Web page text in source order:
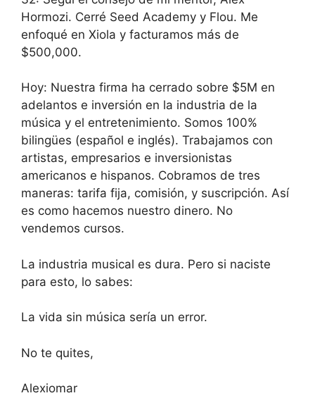
Hormozi. Cerré Seed Academy y Flou. Me
enfoqué en Xiola y facturamos más de
$500,000.
Hoy: Nuestra firma ha cerrado sobre $5M en
adelantos e inversión en la industria de la
música y el entretenimiento. Somos 100%
bilingües (español e inglés). Trabajamos con
artistas, empresarios e inversionistas
americanos e hispanos. Cobramos de tres
maneras: tarifa fija, comisión, y suscripción. Así
es como hacemos nuestro dinero. No
vendemos cursos.
La industria musical es dura. Pero si naciste
para esto, lo sabes:
La vida sin música sería un error.
No te quites,
Alexiomar